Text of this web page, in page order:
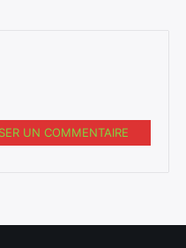
UN COMMENTAIRE